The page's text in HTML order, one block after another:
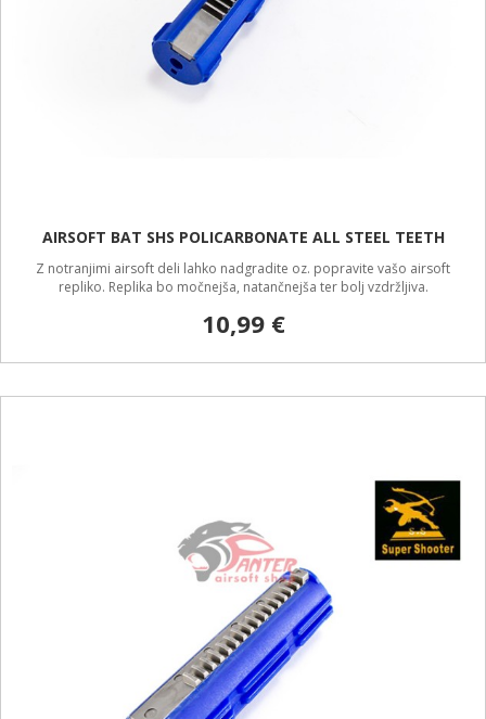
AIRSOFT BAT SHS POLICARBONATE ALL STEEL TEETH
Z notranjimi airsoft deli lahko nadgradite oz. popravite vašo airsoft
repliko. Replika bo močnejša, natančnejša ter bolj vzdržljiva.
10,99 €